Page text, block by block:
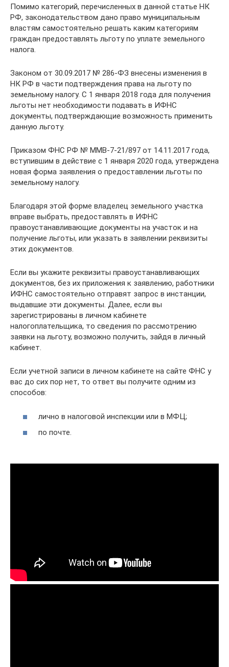
Помимо категорий, перечисленных в данной статье НК
РФ, законодательством дано право муниципальным
властям самостоятельно решать каким категориям
граждан предоставлять льготу по уплате земельного
налога.
Законом от 30.09.2017 № 286-ФЗ внесены изменения в
НК РФ в части подтверждения права на льготу по
земельному налогу. С 1 января 2018 года для получения
льготы нет необходимости подавать в ИФНС
документы, подтверждающие возможность применить
данную льготу.
Приказом ФНС РФ № ММВ-7-21/897 от 14.11.2017 года,
вступившим в действие с 1 января 2020 года, утверждена
новая форма заявления о предоставлении льготы по
земельному налогу.
Благодаря этой форме владелец земельного участка
вправе выбрать, предоставлять в ИФНС
правоустанавливающие документы на участок и на
получение льготы, или указать в заявлении реквизиты
этих документов.
Если вы укажите реквизиты правоустанавливающих
документов, без их приложения к заявлению, работники
ИФНС самостоятельно отправят запрос в инстанции,
выдавшие эти документы. Далее, если вы
зарегистрированы в личном кабинете
налогоплательщика, то сведения по рассмотрению
заявки на льготу, возможно получить, зайдя в личный
кабинет.
Если учетной записи в личном кабинете на сайте ФНС у
вас до сих пор нет, то ответ вы получите одним из
способов:
лично в налоговой инспекции или в МФЦ;
по почте.